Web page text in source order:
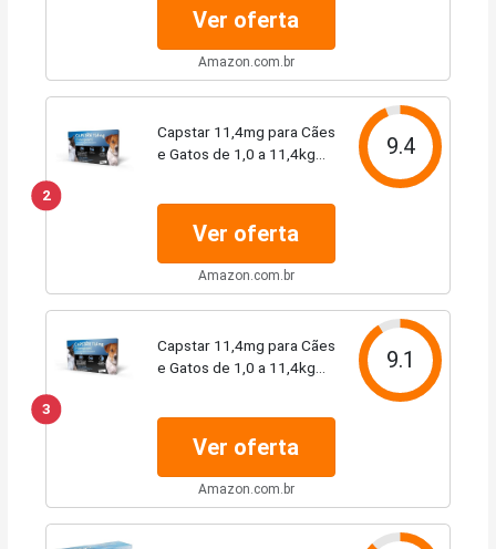
Ver oferta
Amazon.com.br
2
Capstar 11,4mg para Cães
e Gatos de 1,0 a 11,4kg
9.4
Ver oferta
Amazon.com.br
3
Capstar 11,4mg para Cães
e Gatos de 1,0 a 11,4kg
9.1
Ver oferta
Amazon.com.br